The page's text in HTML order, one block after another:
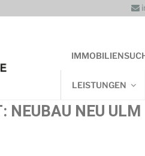
LEISTUNGEN
NEUBAU NEU ULM